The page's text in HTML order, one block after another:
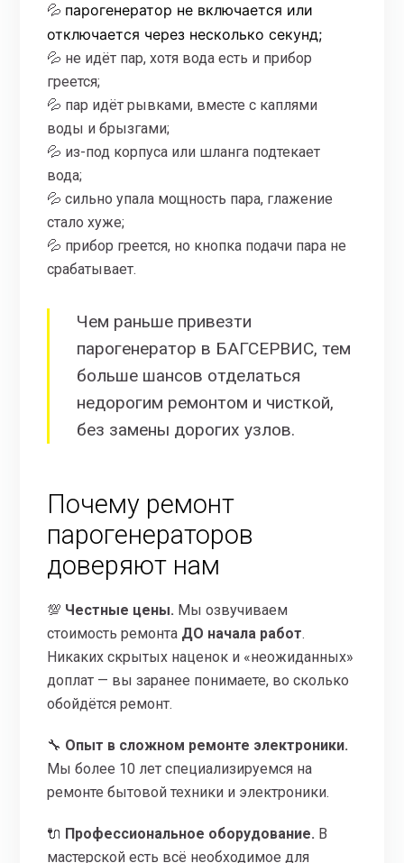
💦 парогенератор не включается или
отключается через несколько секунд;
💦 не идёт пар, хотя вода есть и прибор
греется;
💦 пар идёт рывками, вместе с каплями
воды и брызгами;
💦 из-под корпуса или шланга подтекает
вода;
💦 сильно упала мощность пара, глажение
стало хуже;
💦 прибор греется, но кнопка подачи пара не
срабатывает.
Чем раньше привезти
парогенератор в БАГСЕРВИС, тем
больше шансов отделаться
недорогим ремонтом и чисткой,
без замены дорогих узлов.
Почему ремонт
парогенераторов
доверяют нам
💯 Честные цены. Мы озвучиваем
стоимость ремонта ДО начала работ.
Никаких скрытых наценок и «неожиданных»
доплат — вы заранее понимаете, во сколько
обойдётся ремонт.
🔧 Опыт в сложном ремонте электроники.
Мы более 10 лет специализируемся на
ремонте бытовой техники и электроники.
🔌 Профессиональное оборудование. В
мастерской есть всё необходимое для